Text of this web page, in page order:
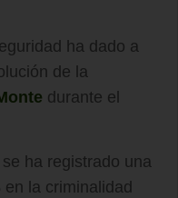
ha dado a
de la
durante el
ha registrado una
la criminalidad